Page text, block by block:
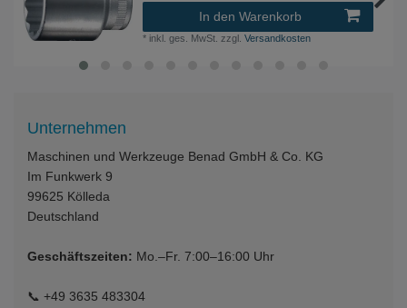
In den Warenkorb
* inkl. ges. MwSt. zzgl.Versandkosten
Unternehmen
Maschinen und Werkzeuge Benad GmbH & Co. KG
Im Funkwerk 9
99625 Kölleda
Deutschland
Geschäftszeiten: Mo.–Fr. 7:00–16:00 Uhr
📞 +49 3635 483304